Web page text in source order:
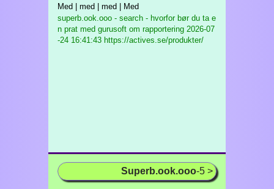
Med | med | med | Med
superb.ook.ooo - search - hvorfor bør du ta e
n prat med gurusoft om rapportering 2026-07
-24 16:41:43 https://actives.se/produkter/
Superb.ook.ooo-5 >